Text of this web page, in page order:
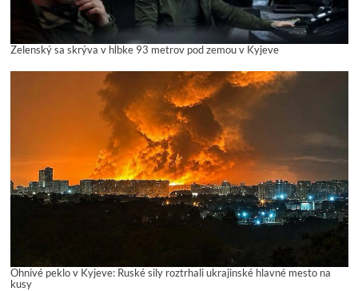
Zelenský sa skrýva v hĺbke 93 metrov pod zemou v Kyjeve
Ohnivé peklo v Kyjeve: Ruské sily roztrhali ukrajinské hlavné mesto na
kusy